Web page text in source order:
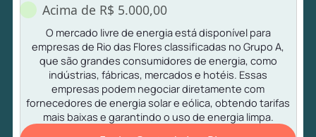
Acima de R$ 5.000,00
O mercado livre de energia está disponível para
empresas de Rio das Flores classificadas no Grupo A,
que são grandes consumidores de energia, como
indústrias, fábricas, mercados e hotéis. Essas
empresas podem negociar diretamente com
fornecedores de energia solar e eólica, obtendo tarifas
mais baixas e garantindo o uso de energia limpa.